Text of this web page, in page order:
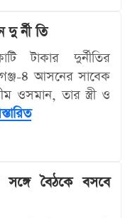
র্নী তি
টাকার দুর্নীতির
৪ আসনের সাবেক
ওসমান, তার স্ত্রী ও
সঙ্গে বৈঠকে বসবে